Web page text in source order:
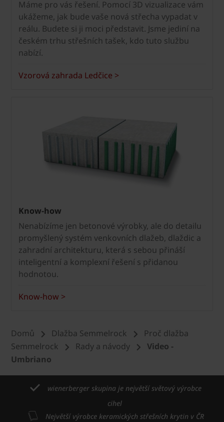
Máme pro vás řešení. Pomocí 3D vizualizace vám
ukážeme, jak bude vaše nová střecha vypadat v
reálu. Budete si ji moci představit. Jsme jediní na
českém trhu střešních tašek, kdo tuto službu
nabízí.
Vzorová zahrada Ledčice >
Know-how
Nenabízíme jen betonové výrobky, ale do detailu
promyšlený systém venkovních dlažeb, dlaždic a
zahradní architekturu, která s sebou přináší
inteligentní a komplexní řešení s přidanou
hodnotou.
Know-how >
Domů Dlažba Semmelrock
Proč dlažba
Semmelrock
Rady a návody
Video -
Umbriano
wienerberger skupina je největší světový výrobce
cihel
Největší výrobce keramických střešních krytin v ČR